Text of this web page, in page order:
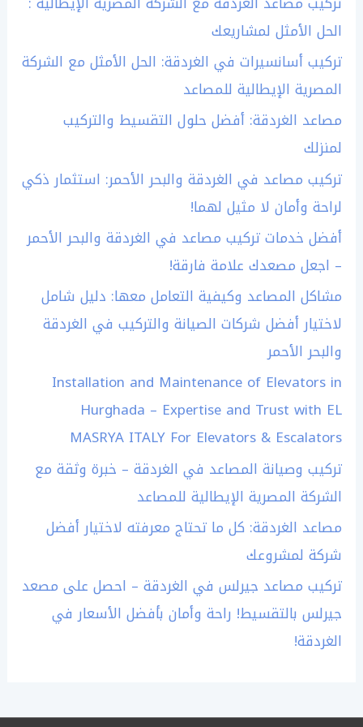
الحل الأمثل لمشاريعك
تركيب أسانسيرات في الغردقة: الحل الأمثل مع الشركة
المصرية الإيطالية للمصاعد
مصاعد الغردقة: أفضل حلول التقسيط والتركيب
لمنزلك
تركيب مصاعد في الغردقة والبحر الأحمر: استثمار ذكي
لراحة وأمان لا مثيل لهما!
أفضل خدمات تركيب مصاعد في الغردقة والبحر الأحمر
– اجعل مصعدك علامة فارقة!
مشاكل المصاعد وكيفية التعامل معها: دليل شامل
لاختيار أفضل شركات الصيانة والتركيب في الغردقة
والبحر الأحمر
Installation and Maintenance of Elevators in
Hurghada – Expertise and Trust with EL
MASRYA ITALY For Elevators & Escalators
تركيب وصيانة المصاعد في الغردقة – خبرة وثقة مع
الشركة المصرية الإيطالية للمصاعد
مصاعد الغردقة: كل ما تحتاج معرفته لاختيار أفضل
شركة لمشروعك
تركيب مصاعد جيرلس في الغردقة – احصل على مصعد
جيرلس بالتقسيط! راحة وأمان بأفضل الأسعار في
الغردقة!